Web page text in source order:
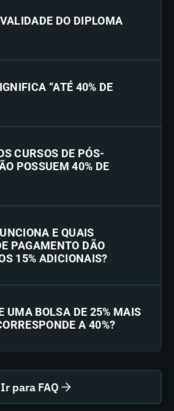
DO DIPLOMA
“ATÉ 40% DE
CURSOS DE PÓS-
POSSUEM 40% DE
E QUAIS
PAGAMENTO DÃO
15% ADICIONAIS?
UMA BOLSA DE 25% MAIS
A 40%?
Ir para FAQ